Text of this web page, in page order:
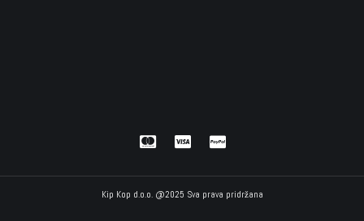
Kip Kop d.o.o. @2025 Sva prava pridržana